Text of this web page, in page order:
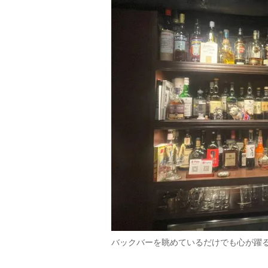
バックバーを眺めているだけでも心が躍